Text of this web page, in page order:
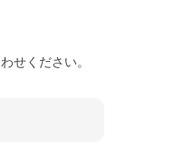
せください。